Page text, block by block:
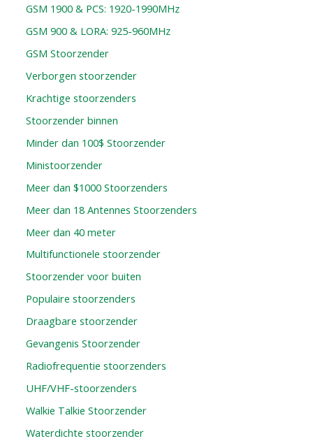
GSM 1900 & PCS: 1920-1990MHz
GSM 900 & LORA: 925-960MHz
GSM Stoorzender
Verborgen stoorzender
Krachtige stoorzenders
Stoorzender binnen
Minder dan 100$ Stoorzender
Ministoorzender
Meer dan $1000 Stoorzenders
Meer dan 18 Antennes Stoorzenders
Meer dan 40 meter
Multifunctionele stoorzender
Stoorzender voor buiten
Populaire stoorzenders
Draagbare stoorzender
Gevangenis Stoorzender
Radiofrequentie stoorzenders
UHF/VHF-stoorzenders
Walkie Talkie Stoorzender
Waterdichte stoorzender